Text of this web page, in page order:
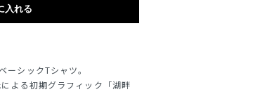
入れる
ーシックTシャツ。
よる初期グラフィック「湖畔